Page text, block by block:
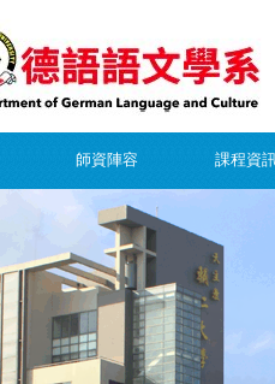
師資陣容 課程資